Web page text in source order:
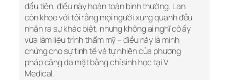
đầu tiên, điều này hoàn toàn bình thường. Lan
còn khoe với tôi rằng mọi người xung quanh đều
nhận ra sự khác biệt, nhưng không ai nghĩ cô ấy
vừa làm liệu trình thẩm mỹ – điều này là minh
chứng cho sự tinh tế và tự nhiên của phương
pháp căng da mặt bằng chỉ sinh học tại V
Medical.